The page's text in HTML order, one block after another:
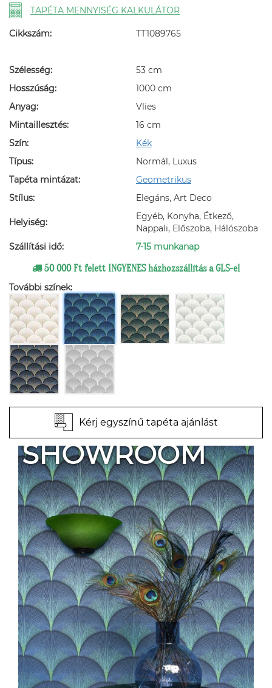
TAPÉTA MENNYISÉG KALKULÁTOR
Cikkszám: TT1089765
Szélesség:
53 cm
Hosszúság:
1000 cm
Anyag:
Vlies
Mintaillesztés:
16 cm
Szín:
Kék
Típus:
Normál, Luxus
Tapéta mintázat:
Geometrikus
Stílus:
Elegáns, Art Deco
Helyiség:
Egyéb, Konyha, Étkező,
Nappali, Előszoba, Hálószoba
Szállítási idő:
7-15 munkanap
50 000 Ft felett INGYENES házhozszállítás a GLS-el
További színek:
Kérj egyszínű tapéta ajánlást
SHOWROOM